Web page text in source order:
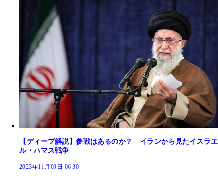
【ディープ解説】参戦はあるのか？ イランから見たイスラエ
ル・ハマス戦争
2023年11月09日 06:30